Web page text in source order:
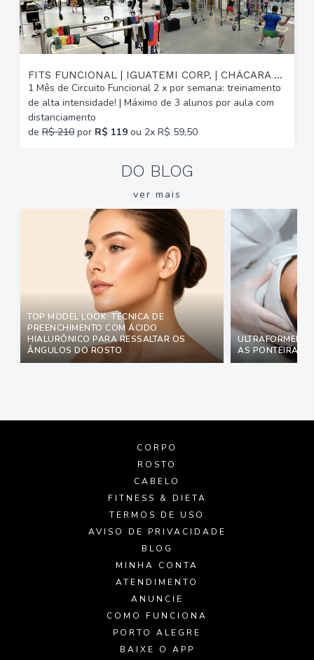
FITS FUNCIONAL | IGUATEMI CORP. | CHÁCARA DAS PEDRAS
1 Mês de Circuito Funcional 2 x por semana: treinamento
de alta intensidade! | Máximo de 3 alunos por aula com
distanciamento
de R$ 210 por R$ 119 ou 2x R$ 59,50
DO BLOG
ver mais
TOP MODEL LOOK: TÉCNICA DE
PREENCHIMENTO COM ÁCIDO
HIALURÔNICO PARA RESSALTAR OS
ÂNGULOS DO ROSTO
ULTRAFORMER:
AS PONTEIRAS
CORPO
ROSTO
CABELO
FITNESS & DIETA
TERMOS DE USO
AVISO DE PRIVACIDADE
BLOG
MINHA CONTA
ATENDIMENTO
ANUNCIE
COMO FUNCIONA
PORTO ALEGRE
BAIXE O APP